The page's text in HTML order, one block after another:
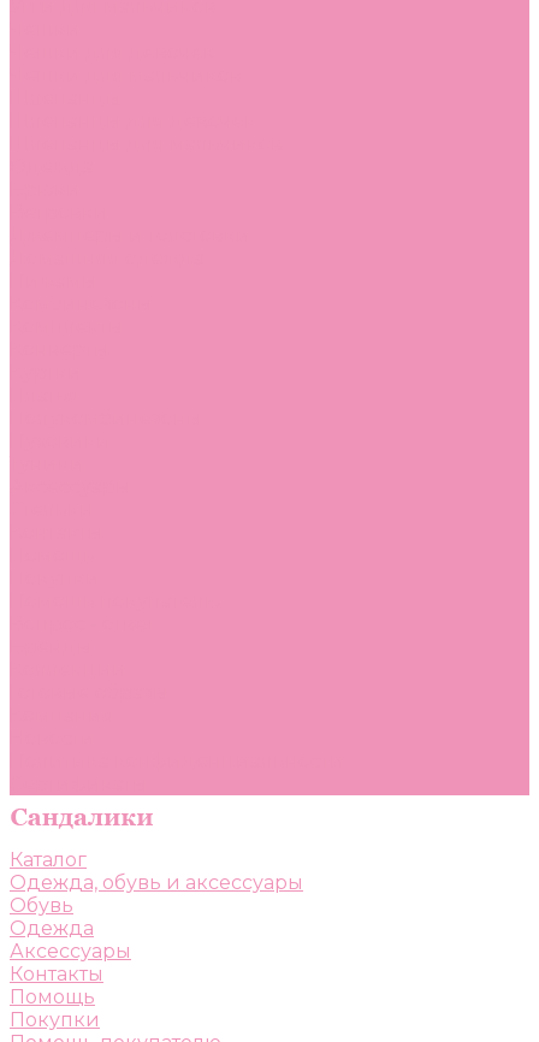
Каталог
Одежда, обувь и аксессуары
Обувь
Одежда
Аксессуары
Контакты
Помощь
Покупки